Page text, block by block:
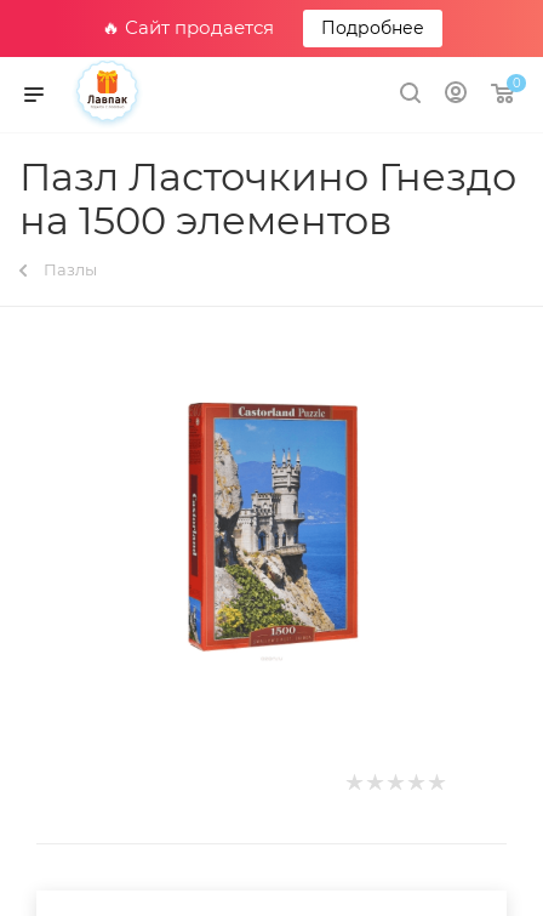
🔥 Сайт продается Подробнее
0
Пазл Ласточкино Гнездо
на 1500 элементов
Пазлы